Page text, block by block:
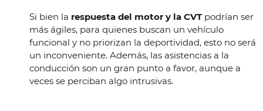
Si bien la respuesta del motor y la CVTpodrían ser
más ágiles, para quienes buscan un vehículo
funcional y no priorizan la deportividad, esto no será
un inconveniente. Además, las asistencias a la
conducción son un gran punto a favor, aunque a
veces se perciban algo intrusivas.